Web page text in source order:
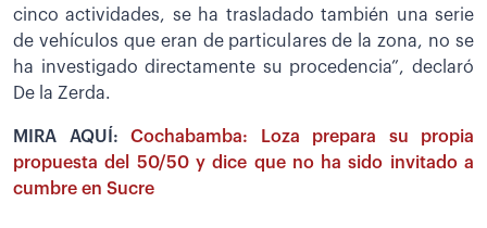
cinco actividades, se ha trasladado también una serie
de vehículos que eran de particulares de la zona, no se
ha investigado directamente su procedencia”, declaró
De la Zerda.
MIRA AQUÍ: Cochabamba: Loza prepara su propia
propuesta del 50/50 y dice que no ha sido invitado a
cumbre en Sucre